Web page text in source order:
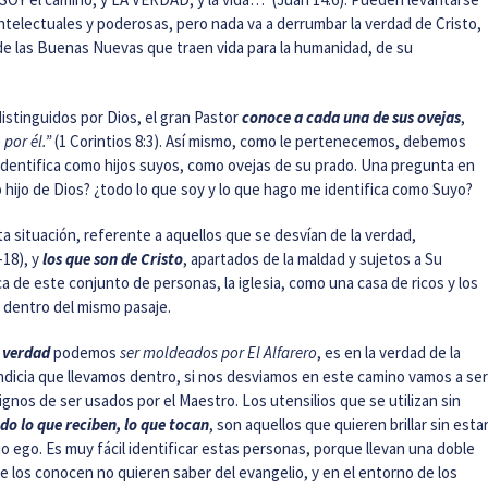
y poderosas, pero nada va a derrumbar la verdad de Cristo,
las Buenas Nuevas que traen vida para la humanidad, de su
por Dios, el gran Pastorconoce a cada una de sus ovejas,
él.”(1 Corintios 8:3). Así mismo, como le pertenecemos, debemos
como hijos suyos, como ovejas de su prado. Una pregunta en
de Dios? ¿todo lo que soy y lo que hago me identifica como Suyo?
situación, referente a aquellos que se desvían de la verdad,
ylos que son de Cristo, apartados de la maldad y sujetos a Su
de este conjunto de personas, la iglesia, como una casa de ricos y los
del mismo pasaje.
podemos ser moldeados por El Alfarero, es en la verdad de la
que llevamos dentro, si nos desviamos en este camino vamos a ser
de ser usados por el Maestro. Los utensilios que se utilizan sin
lo que reciben, lo que tocan, son aquellos que quieren brillar sin estar
ego. Es muy fácil identificar estas personas, porque llevan una doble
los conocen no quieren saber del evangelio, y en el entorno de los